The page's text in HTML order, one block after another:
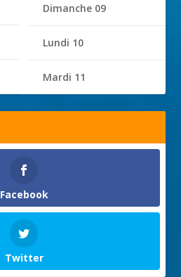
Dimanche 09
Lundi 10
Mardi 11
Facebook
Twitter